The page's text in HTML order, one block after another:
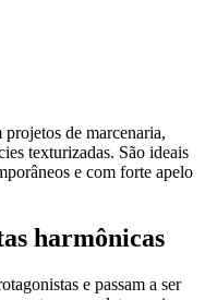
de marcenaria,
texturizadas. São ideais
e com forte apelo
harmônicas
e passam a ser